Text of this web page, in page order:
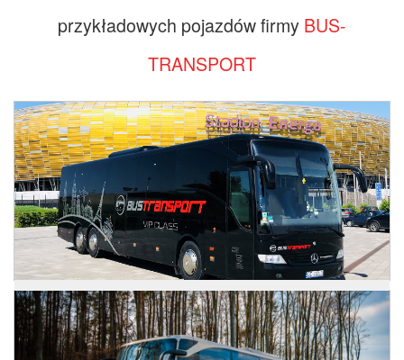
przykładowych pojazdów firmy BUS-
TRANSPORT
Zdjęcia
Mercedes Tourismo
Zdjęcia